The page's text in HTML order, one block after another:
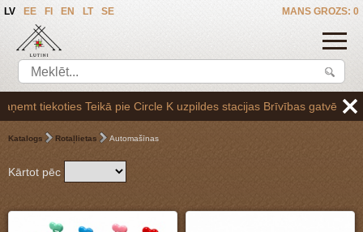
MANS GROZS: 0
LV EE FI EN LT SE
K uzpildes stacijas Brīvības gatvē 265,vai arī Baltezerā, vienojoties
Katalogs Rotaļlietas Automašīnas
Kārtot pēc